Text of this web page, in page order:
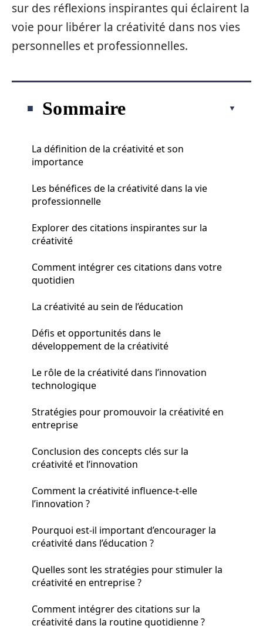
sur des réflexions inspirantes qui éclairent la
voie pour libérer la créativité dans nos vies
personnelles et professionnelles.
Sommaire
La définition de la créativité et son
importance
Les bénéfices de la créativité dans la vie
professionnelle
Explorer des citations inspirantes sur la
créativité
Comment intégrer ces citations dans votre
quotidien
La créativité au sein de l’éducation
Défis et opportunités dans le
développement de la créativité
Le rôle de la créativité dans l’innovation
technologique
Stratégies pour promouvoir la créativité en
entreprise
Conclusion des concepts clés sur la
créativité et l’innovation
Comment la créativité influence-t-elle
l’innovation ?
Pourquoi est-il important d’encourager la
créativité dans l’éducation ?
Quelles sont les stratégies pour stimuler la
créativité en entreprise ?
Comment intégrer des citations sur la
créativité dans la routine quotidienne ?